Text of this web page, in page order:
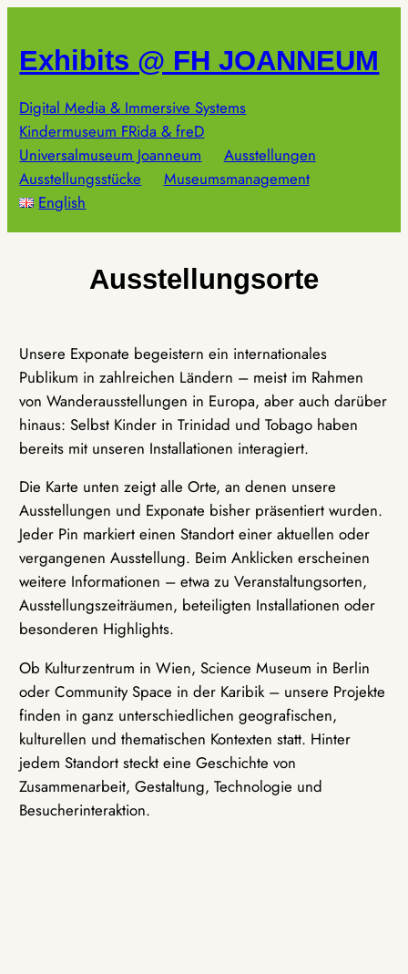
springen
Exhibits @ FH JOANNEUM
Digital Media & Immersive Systems
Kindermuseum FRida & freD
Universalmuseum Joanneum
Ausstellungen
Ausstellungsstücke
Museumsmanagement
English
Ausstellungsorte
Unsere Exponate begeistern ein internationales
Publikum in zahlreichen Ländern – meist im Rahmen
von Wanderausstellungen in Europa, aber auch darüber
hinaus: Selbst Kinder in Trinidad und Tobago haben
bereits mit unseren Installationen interagiert.
Die Karte unten zeigt alle Orte, an denen unsere
Ausstellungen und Exponate bisher präsentiert wurden.
Jeder Pin markiert einen Standort einer aktuellen oder
vergangenen Ausstellung. Beim Anklicken erscheinen
weitere Informationen – etwa zu Veranstaltungsorten,
Ausstellungszeiträumen, beteiligten Installationen oder
besonderen Highlights.
Ob Kulturzentrum in Wien, Science Museum in Berlin
oder Community Space in der Karibik – unsere Projekte
finden in ganz unterschiedlichen geografischen,
kulturellen und thematischen Kontexten statt. Hinter
jedem Standort steckt eine Geschichte von
Zusammenarbeit, Gestaltung, Technologie und
Besucherinteraktion.